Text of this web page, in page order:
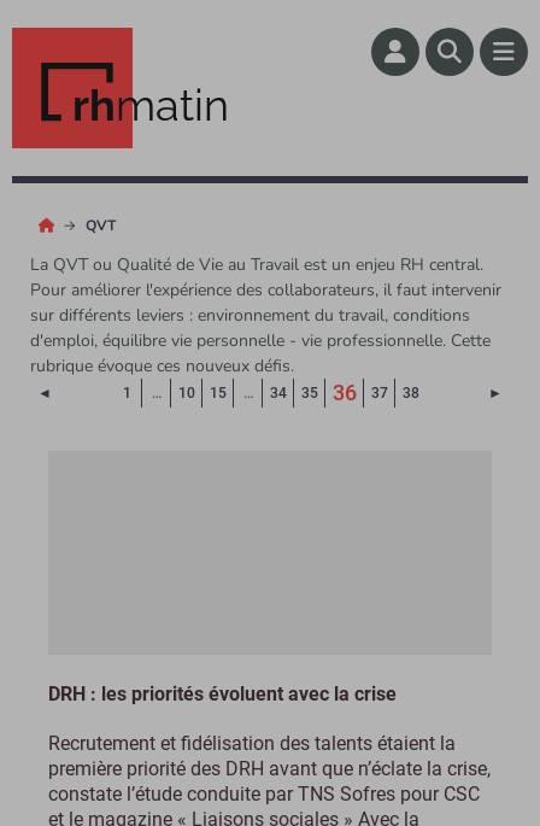
rhmatin
QVT
La QVT ou Qualité de Vie au Travail est un enjeu RH central.
Pour améliorer l'expérience des collaborateurs, il faut intervenir
sur différents leviers : environnement du travail, conditions
d'emploi, équilibre vie personnelle - vie professionnelle. Cette
rubrique évoque ces nouveux défis.
◄ Page précédente
1 … 10 15 … 34 35 36(Page courante)
37 38 ►
DRH : les priorités évoluent avec la crise
Recrutement et fidélisation des talents étaient la
première priorité des DRH avant que n’éclate la crise,
constate l’étude conduite par TNS Sofres pour CSC
et le magazine « Liaisons sociales » Avec la